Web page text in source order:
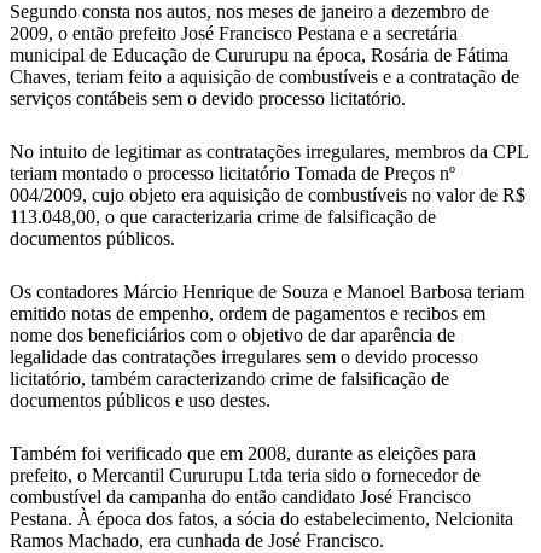
Segundo consta nos autos, nos meses de janeiro a dezembro de
2009, o então prefeito José Francisco Pestana e a secretária
municipal de Educação de Cururupu na época, Rosária de Fátima
Chaves, teriam feito a aquisição de combustíveis e a contratação de
serviços contábeis sem o devido processo licitatório.
No intuito de legitimar as contratações irregulares, membros da CPL
teriam montado o processo licitatório Tomada de Preços nº
004/2009, cujo objeto era aquisição de combustíveis no valor de R$
113.048,00, o que caracterizaria crime de falsificação de
documentos públicos.
Os contadores Márcio Henrique de Souza e Manoel Barbosa teriam
emitido notas de empenho, ordem de pagamentos e recibos em
nome dos beneficiários com o objetivo de dar aparência de
legalidade das contratações irregulares sem o devido processo
licitatório, também caracterizando crime de falsificação de
documentos públicos e uso destes.
Também foi verificado que em 2008, durante as eleições para
prefeito, o Mercantil Cururupu Ltda teria sido o fornecedor de
combustível da campanha do então candidato José Francisco
Pestana. À época dos fatos, a sócia do estabelecimento, Nelcionita
Ramos Machado, era cunhada de José Francisco.